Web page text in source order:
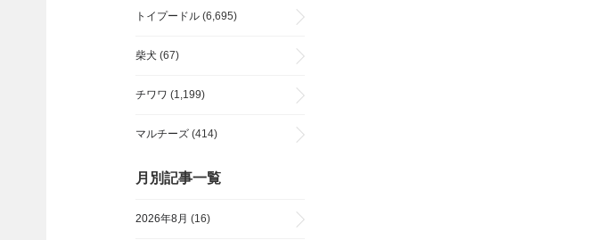
トイプードル (6,695)
柴犬 (67)
チワワ (1,199)
マルチーズ (414)
月別記事一覧
2026年8月 (16)